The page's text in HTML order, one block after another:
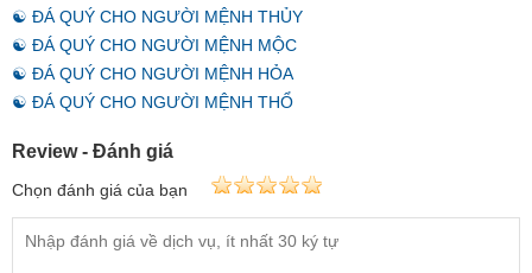
☯ ĐÁ QUÝ CHO NGƯỜI MỆNH THỦY
☯ ĐÁ QUÝ CHO NGƯỜI MỆNH MỘC
☯ ĐÁ QUÝ CHO NGƯỜI MỆNH HỎA
☯ ĐÁ QUÝ CHO NGƯỜI MỆNH THỔ
Review - Đánh giá
Chọn đánh giá của bạn